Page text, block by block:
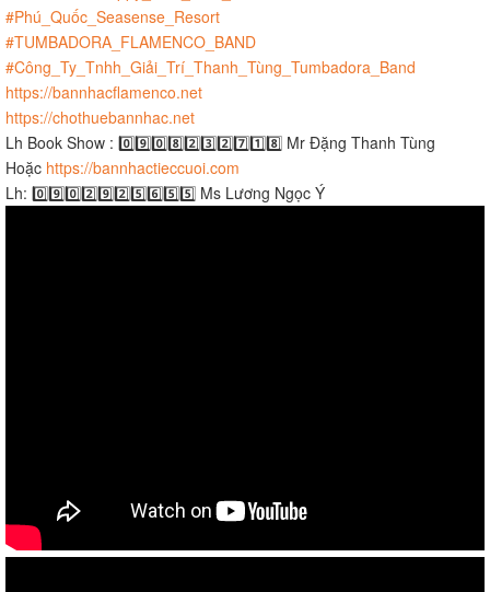
#Phú_Quốc_Seasense_Resort
#TUMBADORA_FLAMENCO_BAND
#Công_Ty_Tnhh_Giải_Trí_Thanh_Tùng_Tumbadora_Band
https://bannhacflamenco.net
https://chothuebannhac.net
Lh Book Show : 0️⃣9️⃣0️⃣8️⃣2️⃣3️⃣2️⃣7️⃣1️⃣8️⃣ Mr Đặng Thanh Tùng
Hoặc https://bannhactieccuoi.com​​​
Lh: 0️⃣9️⃣0️⃣2️⃣9️⃣2️⃣5️⃣6️⃣5️⃣5️⃣ Ms Lương Ngọc Ý